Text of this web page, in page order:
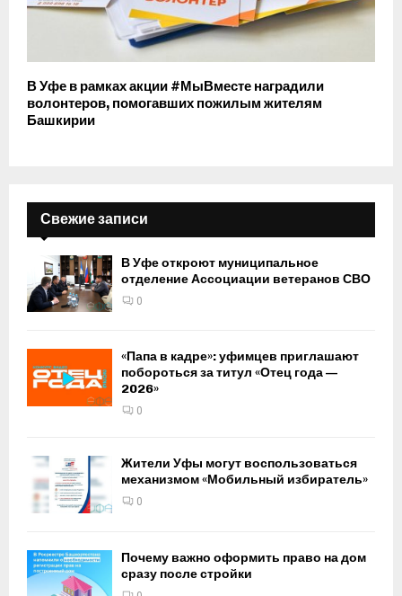
В Уфе в рамках акции #МыВместе наградили
волонтеров, помогавших пожилым жителям
Башкирии
Свежие записи
В Уфе откроют муниципальное
отделение Ассоциации ветеранов СВО
0
«Папа в кадре»: уфимцев приглашают
побороться за титул «Отец года —
2026»
0
Жители Уфы могут воспользоваться
механизмом «Мобильный избиратель»
0
Почему важно оформить право на дом
сразу после стройки